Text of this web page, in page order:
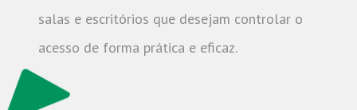
salas e escritórios que desejam controlar o
acesso de forma prática e eficaz.